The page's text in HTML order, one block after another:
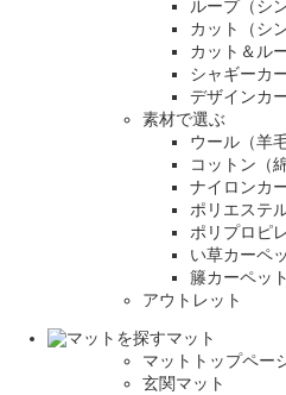
ループ（シ
カット（シ
カット＆ル
シャギーカ
デザインカ
素材で選ぶ
ウール（羊
コットン（
ナイロンカ
ポリエステ
ポリプロピ
い草カーペ
籐カーペット
アウトレット
マット
マットトップペー
玄関マット